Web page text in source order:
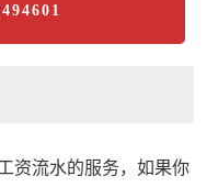
资流水的服务，如果你